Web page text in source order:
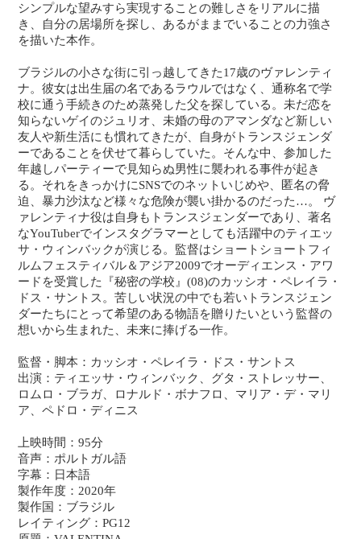
シンプルな望みすら実現することの難しさをリアルに描
き、自分の居場所を探し、あるがままでいることの力強さ
を描いた本作。
ブラジルの小さな街に引っ越してきた17歳のヴァレンティ
ナ。彼女は出生届の名であるラウルではなく、通称名で学
校に通う手続きのため蒸発した父を探している。未だ恋を
知らないゲイのジュリオ、未婚の母のアマンダなど新しい
友人や新生活にも慣れてきたが、自身がトランスジェンダ
ーであることを伏せて暮らしていた。そんな中、参加した
年越しパーティーで見知らぬ男性に襲われる事件が起き
る。それをきっかけにSNSでのネットいじめや、匿名の脅
迫、暴力沙汰など様々な危険が襲い掛かるのだった…。 ヴ
ァレンティナ役は自身もトランスジェンダーであり、著名
なYouTuberでインスタグラマーとしても活躍中のティエッ
サ・ウィンバックが演じる。監督はショートショートフィ
ルムフェスティバル＆アジア2009でオーディエンス・アワ
ードを受賞した『秘密の学校』(08)のカッシオ・ペレイラ・
ドス・サントス。苦しい状況の中でも若いトランスジェン
ダーたちにとって希望のある物語を贈りたいという監督の
想いから生まれた、未来に捧げる一作。
監督・脚本：カッシオ・ペレイラ・ドス・サントス
出演：ティエッサ・ウィンバック、グタ・ストレッサー、
ロムロ・ブラガ、ロナルド・ボナフロ、マリア・デ・マリ
ア、ペドロ・ディニス
上映時間：95分
音声：ポルトガル語
字幕：日本語
製作年度：2020年
製作国：ブラジル
レイティング：PG12